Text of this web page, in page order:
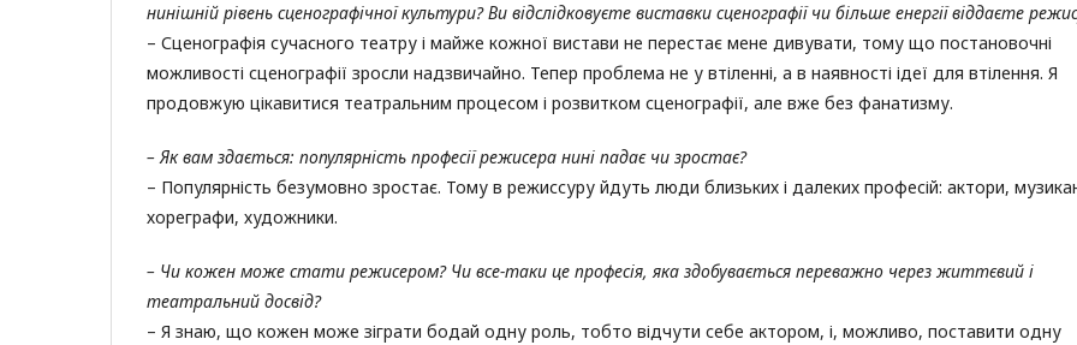
нинішній рівень сценографічної культури? Ви відслідковуєте виставки сценографії чи більше енергії віддаєте
– Сценографія сучасного театру і майже кожної вистави не перестає мене дивувати, тому що постановочні
можливості сценографії зросли надзвичайно. Тепер проблема не у втіленні, а в наявності ідеї для втілення. Я
продовжую цікавитися театральним процесом і розвитком сценографії, але вже без фанатизму.
– Як вам здається: популярність професії режисера нині падає чи зростає?
– Популярність безумовно зростає. Тому в режиссуру йдуть люди близьких і далеких професій: актори,
хореграфи, художники.
– Чи кожен може стати режисером? Чи все-таки це професія, яка здобувається переважно через життєвий і
театральний досвід?
– Я знаю, що кожен може зіграти бодай одну роль, тобто відчути себе актором, і, можливо, поставити одну